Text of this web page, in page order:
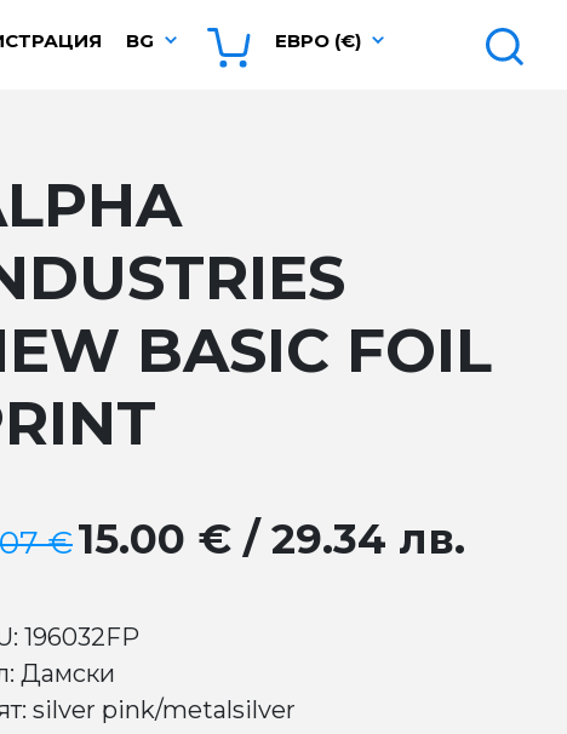
BG ЕВРО (€)
BASIC FOIL
€15.00 € / 29.34 лв.
196032FP
Дамски
silver pink/metalsilver